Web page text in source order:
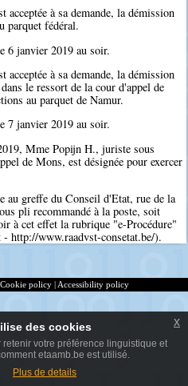
à sa demande, la démission
parquet fédéral.
6 janvier 2019 au soir.
à sa demande, la démission
le ressort de la cour d'appel de
au parquet de Namur.
7 janvier 2019 au soir.
Mme Popijn H., juriste sous
de Mons, est désignée pour exercer
au greffe du Conseil d'Etat, rue de la
pli recommandé à la poste, soit
à cet effet la rubrique "e-Procédure"
http://www.raadvst-consetat.be/).
Cookie policy | Accessibility policy
des cookies
votre préférence linguistique et
etaamb.be est utilisé.
Plus de details
x